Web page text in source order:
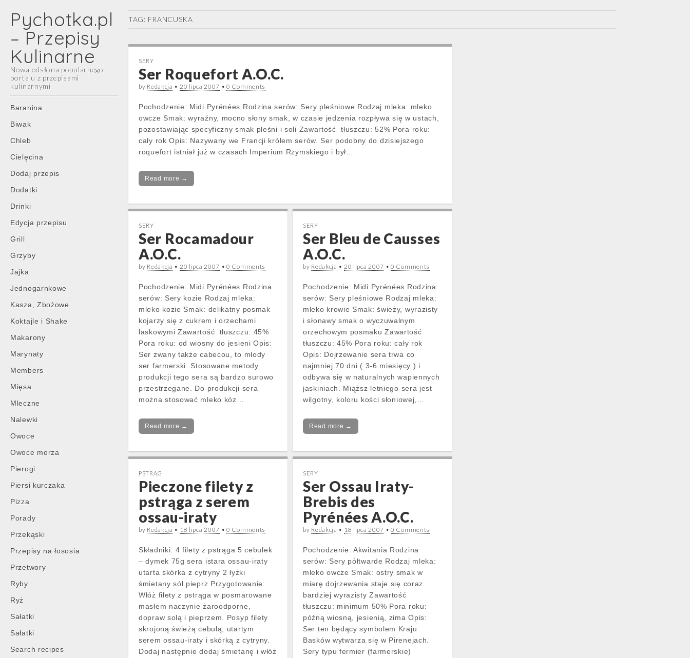
Pychotka.pl
– Przepisy
Kulinarne
Nowa odsłona popularnego
portalu z przepisami
kulinarnymi
Main
menu
Skip
content
Baranina
Biwak
Chleb
Cielęcina
Dodaj przepis
Dodatki
Drinki
Edycja przepisu
Grill
Grzyby
Jajka
Jednogarnkowe
Kasza, Zbożowe
Koktajle i Shake
Makarony
Marynaty
Members
Mięsa
Mleczne
Nalewki
Owoce
Owoce morza
Pierogi
Piersi kurczaka
Pizza
Porady
Przekąski
Przepisy na łososia
Przetwory
Ryby
Ryż
Sałatki
Sałatki
Search recipes
TAG: FRANCUSKA
SERY
Ser Roquefort A.O.C.
by Redakcja • 20 lipca 2007 •0 Comments
Pochodzenie: Midi Pyrénées Rodzina serów: Sery pleśniowe Rodzaj mleka: mleko
owcze Smak: wyraźny, mocno słony smak, w czasie jedzenia rozpływa się w ustach,
pozostawiając specyficzny smak pleśni i soli Zawartość tłuszczu: 52% Pora roku:
cały rok Opis: Nazywany we Francji królem serów. Ser podobny do dzisiejszego
roquefort istniał już w czasach Imperium Rzymskiego i był…
Read more →
SERY
Ser Rocamadour
A.O.C.
by Redakcja • 20 lipca 2007 •0 Comments
Pochodzenie: Midi Pyrénées Rodzina
serów: Sery kozie Rodzaj mleka:
mleko kozie Smak: delikatny posmak
kojarzy się z cukrem i orzechami
laskowymi Zawartość tłuszczu: 45%
Pora roku: od wiosny do jesieni Opis:
Ser zwany także cabecou, to młody
ser farmerski. Stosowane metody
produkcji tego sera są bardzo surowo
przestrzegane. Do produkcji sera
można stosować mleko kóz…
Read more →
SERY
Ser Bleu de Causses
A.O.C.
by Redakcja • 20 lipca 2007 •0 Comments
Pochodzenie: Midi Pyrénées Rodzina
serów: Sery pleśniowe Rodzaj mleka:
mleko krowie Smak: świeży, wyrazisty
i słonawy smak o wyczuwalnym
orzechowym posmaku Zawartość
tłuszczu: 45% Pora roku: cały rok
Opis: Dojrzewanie sera trwa co
najmniej 70 dni ( 3-6 miesięcy ) i
odbywa się w naturalnych wapiennych
jaskiniach. Miąższ letniego sera jest
wilgotny, koloru kości słoniowej,…
Read more →
PSTRĄG
Pieczone filety z
pstrąga z serem
ossau-iraty
by Redakcja • 18 lipca 2007 •0 Comments
Składniki: 4 filety z pstrąga 5 cebulek
– dymek 75g sera istara ossau-iraty
utarta skórka z cytryny 2 łyżki
śmietany sól pieprz Przygotowanie:
Włóż filety z pstrąga w posmarowane
masłem naczynie żaroodporne,
dopraw solą i pieprzem. Posyp filety
skrojoną świeżą cebulą, utartym
serem ossau-iraty i skórką z cytryny.
Dodaj następnie dodaj śmietanę i włóż
SERY
Ser Ossau Iraty-
Brebis des
Pyrénées A.O.C.
by Redakcja • 18 lipca 2007 •0 Comments
Pochodzenie: Akwitania Rodzina
serów: Sery półtwarde Rodzaj mleka:
mleko owcze Smak: ostry smak w
miarę dojrzewania staje się coraz
bardziej wyrazisty Zawartość
tłuszczu: minimum 50% Pora roku:
późną wiosną, jesienią, zima Opis:
Ser ten będący symbolem Kraju
Basków wytwarza się w Pirenejach.
Sery typu fermier (farmerskie)